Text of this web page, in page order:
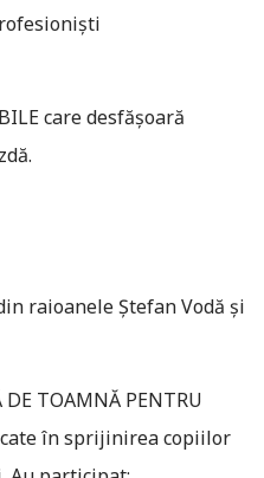
care desfășoară
raioanele Ștefan Vodă și
TOAMNĂ PENTRU
în sprijinirea copiilor